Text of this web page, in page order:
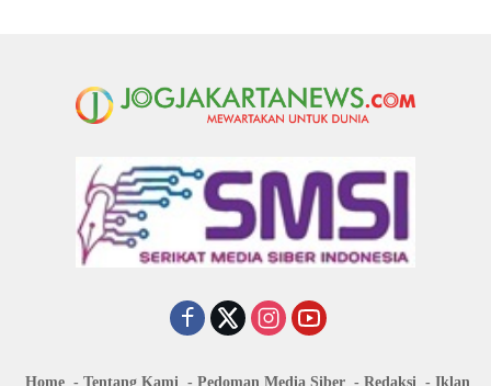
Home Tentang Kami Pedoman Media Siber Redaksi Iklan